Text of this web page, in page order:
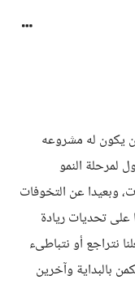
يكون له مشروعه
لمرحلة النمو
وبعيدا عن التخوفات
على تحديات ريادة
نتراجع أو نتباطىء
بالبداية وآخرين